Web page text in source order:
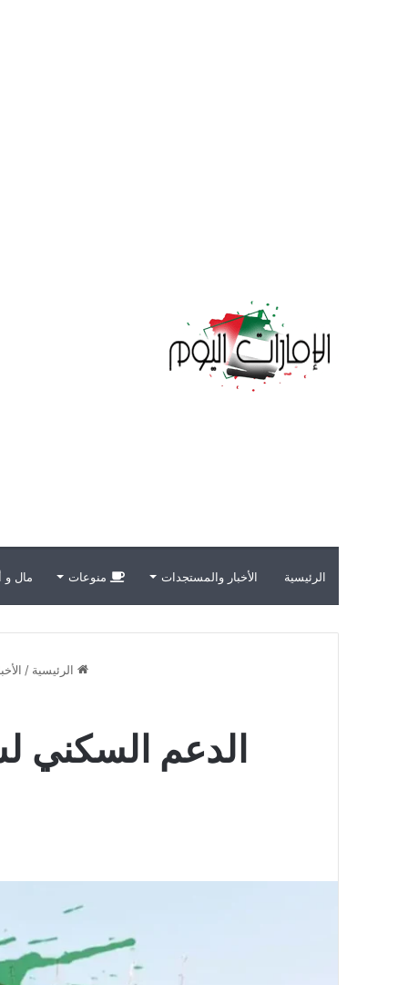
الرئيسية الأخبار والمستجدات منوعات مال و
الرئيسية /
الدعم السكني